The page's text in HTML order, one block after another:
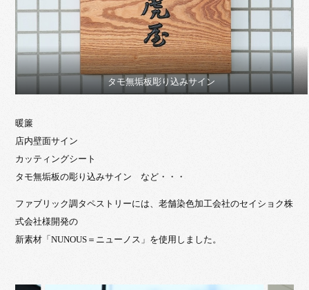
タモ無垢板彫り込みサイン
暖簾
店内壁面サイン
カッティングシート
タモ無垢板の彫り込みサイン など・・・
ファブリック調タペストリーには、老舗染色加工会社のセイショク株
式会社様開発の
新素材「NUNOUS＝ニューノス」を使用しました。